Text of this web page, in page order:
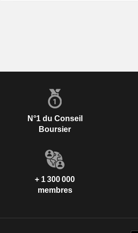
N°1 du Conseil
Boursier
+ 1 300 000
membres